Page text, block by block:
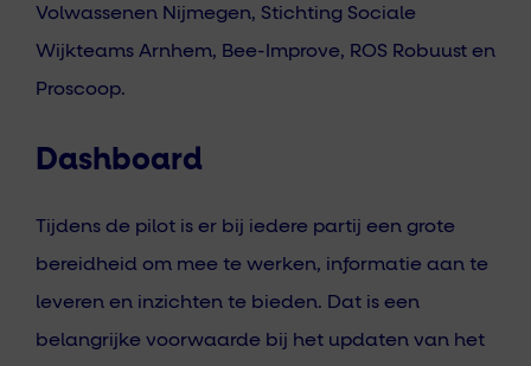
Volwassenen Nijmegen, Stichting Sociale
Wijkteams Arnhem, Bee-Improve, ROS Robuust en
Proscoop.
Dashboard
Tijdens de pilot is er bij iedere partij een grote
bereidheid om mee te werken, informatie aan te
leveren en inzichten te bieden. Dat is een
belangrijke voorwaarde bij het updaten van het